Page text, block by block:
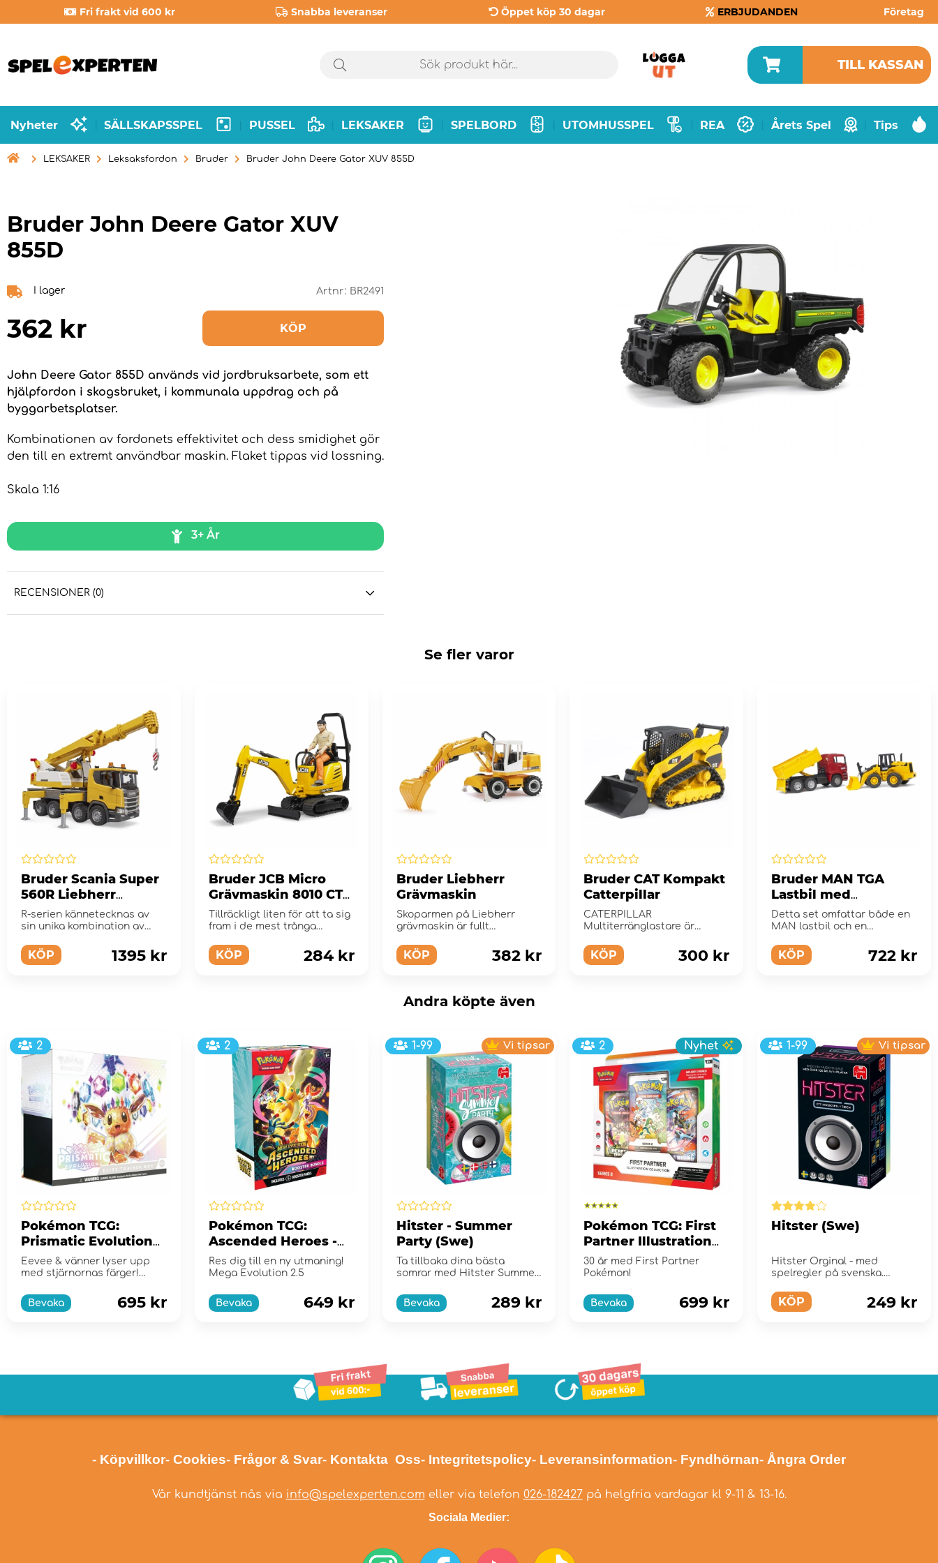
Fri frakt vid 600 kr Snabba leveranser Öppet köp 30 dagar ERBJUDANDEN Företag
TILL KASSAN
Nyheter SÄLLSKAPSSPEL PUSSEL LEKSAKER SPELBORD UTOMHUSSPEL REA Årets Spel Tips
 LEKSAKER Leksaksfordon Bruder Bruder John Deere Gator XUV 855D
Bruder John Deere Gator XUV
855D
I lager Artnr: BR2491
362 kr KÖP
John Deere Gator 855D används vid jordbruksarbete, som ett
hjälpfordon i skogsbruket, i kommunala uppdrag och på
byggarbetsplatser.
Kombinationen av fordonets effektivitet och dess smidighet gör
den till en extremt användbar maskin. Flaket tippas vid lossning.
Skala 1:16
3+ År
RECENSIONER (0)
Se fler varor
Bruder Scania Super
560R Liebherr
kranbil med ljus &
ljudmodul
R-serien kännetecknas av
sin unika kombination av
KÖP 1395 kr
Bruder JCB Micro
Grävmaskin 8010 CTS
med figur
Tillräckligt liten för att ta sig
fram i de mest trånga
KÖP 284 kr
Bruder Liebherr
Grävmaskin
Skoparmen på Liebherr
grävmaskin är fullt
...
KÖP 382 kr
Bruder CAT Kompakt
Catterpillar
CATERPILLAR
Multiterränglastare är
KÖP 300 kr
Bruder MAN TGA
Lastbil med
Grävmaskin FR 130
Detta set omfattar både en
MAN lastbil och en
ka...KÖP 722 kr
Andra köpte även
2
Pokémon TCG:
Prismatic Evolutions
Elite Trainer Box
Eevee & vänner lyser upp
med stjärnornas färger!
Bevaka
695 kr
2
Pokémon TCG:
Ascended Heroes -
Booster Bundle
Res dig till en ny utmaning!
Mega Evolution 2.5
Bevaka 649 kr
1-99 Vi tipsar
Hitster - Summer
Party (Swe)
Ta tillbaka dina bästa
somrar med Hitster Summer
Bevaka
289 kr
2 Nyhet
Pokémon TCG: First
Partner Illustration
Collection - Series 2
30 år med First Partner
Pokémon!
Bevaka 699 kr
1-99 Vi tipsar
Hitster (Swe)
Hitster Orginal - med
spelregler på svenska.
KÖP 249 kr
- Köpvillkor- Cookies- Frågor & Svar- Kontakta Oss- Integritetspolicy- Leveransinformation- Fyndhörnan- Ångra Order
Vår kundtjänst nås via info@spelexperten.com eller via telefon 026-182427på helgfria vardagar kl 9-11 & 13-16.
Sociala Medier: